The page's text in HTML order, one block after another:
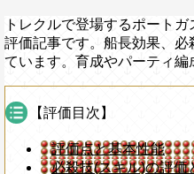
トレクルで登場するポート
評価記事です。船長効果、
ています。育成やパーティ編
【評価目次】
評価点と基本性能
必殺技(スキル)の評価